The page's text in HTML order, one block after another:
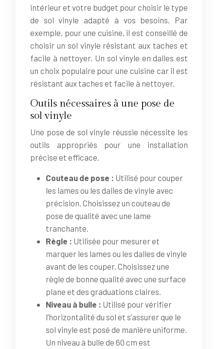
intérieur et votre budget pour choisir le type
de sol vinyle adapté à vos besoins. Par
exemple, pour une cuisine, il est conseillé de
choisir un sol vinyle résistant aux taches et
facile à nettoyer. Un sol vinyle en dalles est
un choix populaire pour une cuisine car il est
résistant aux taches et facile à nettoyer.
Outils nécessaires à une pose de
sol vinyle
Une pose de sol vinyle réussie nécessite les
outils appropriés pour une installation
précise et efficace.
Couteau de pose : Utilisé pour couper
les lames ou les dalles de vinyle avec
précision. Choisissez un couteau de
pose de qualité avec une lame
tranchante.
Règle : Utilisée pour mesurer et
marquer les lames ou les dalles de vinyle
avant de les couper. Choisissez une
règle de bonne qualité avec une surface
plane et des graduations claires.
Niveau à bulle : Utilisé pour vérifier
l’horizontalité du sol et s’assurer que le
sol vinyle est posé de manière uniforme.
Un niveau à bulle de 60 cm est